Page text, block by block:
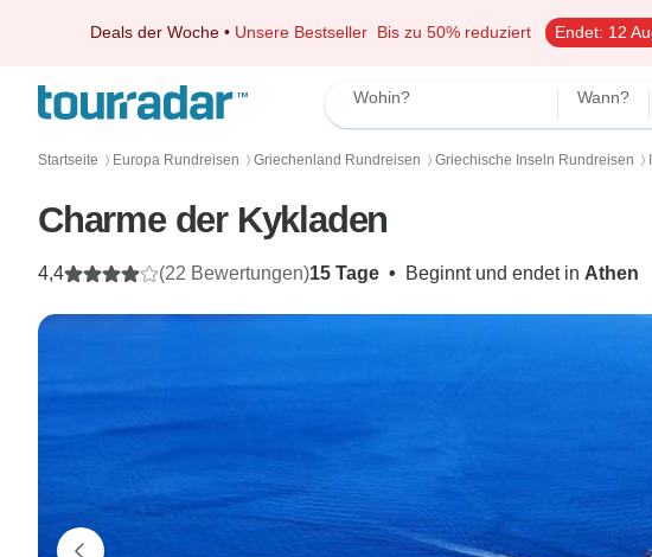
Deals der Woche • Unsere Bestseller Bis zu 50% reduziert Endet: 12
Wohin? Wann?
Startseite 〉 Europa Rundreisen 〉 Griechenland Rundreisen 〉 Griechische Inseln Rundreisen 〉
Charme der Kykladen
15 Tage • Beginnt und endet in Athen
4,4 (22 Bewertungen)